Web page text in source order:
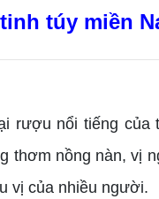
túy miền
rượu nổi tiếng
thơm nồng nàn, vị
vị của nhiều người.